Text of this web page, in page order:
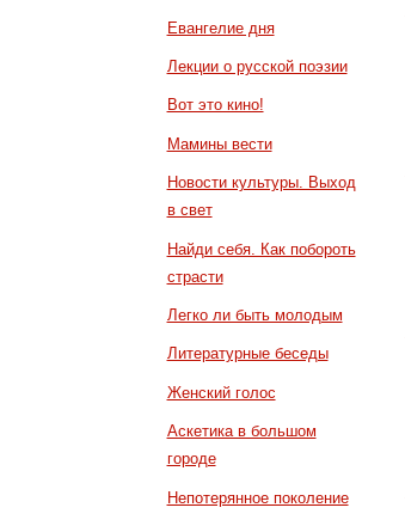
Евангелие дня
Лекции о русской поэзии
Вот это кино!
Мамины вести
Новости культуры. Выход
в свет
Найди себя. Как побороть
страсти
Легко ли быть молодым
Литературные беседы
Женский голос
Аскетика в большом
городе
Непотерянное поколение